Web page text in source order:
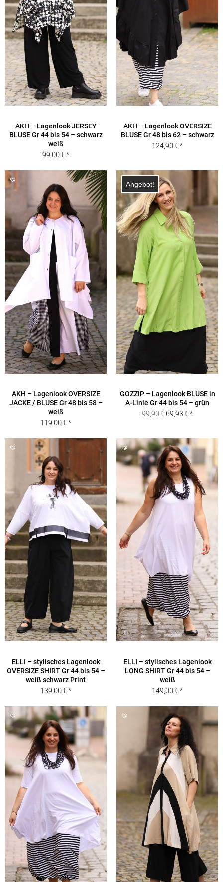
AKH – Lagenlook JERSEY
BLUSE Gr 44 bis 54 – schwarz
weiß
99,00€
AKH – Lagenlook OVERSIZE
BLUSE Gr 48 bis 62 – schwarz
124,90€
AKH – Lagenlook OVERSIZE
JACKE / BLUSE Gr 48 bis 58 –
weiß
119,00€
Angebot!
GOZZIP – Lagenlook BLUSE in
A-Linie Gr 44 bis 54 – grün
99,90€ Ursprünglicher
99,90 €
69,93 €Aktueller
69,93 €.
ELLI – stylisches Lagenlook
OVERSIZE SHIRT Gr 44 bis 54 –
weiß schwarz Print
139,00€
ELLI – stylisches Lagenlook
LONG SHIRT Gr 44 bis 54 –
weiß
149,00€